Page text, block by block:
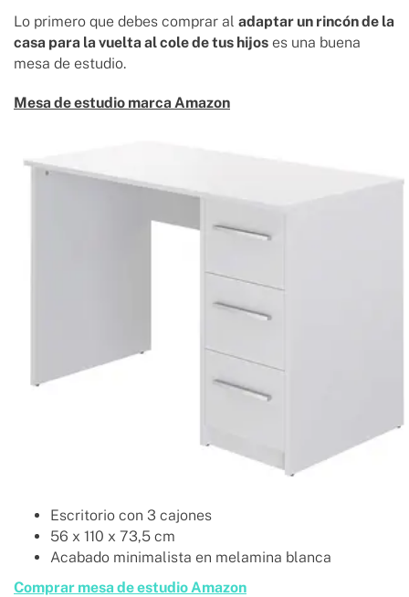
Lo primero que debes comprar al adaptar un rincón de la
casa para la vuelta al cole de tus hijos es una buena
mesa de estudio.
Mesa de estudio marca Amazon
Escritorio con 3 cajones
56 x 110 x 73,5 cm
Acabado minimalista en melamina blanca
Comprar mesa de estudio Amazon